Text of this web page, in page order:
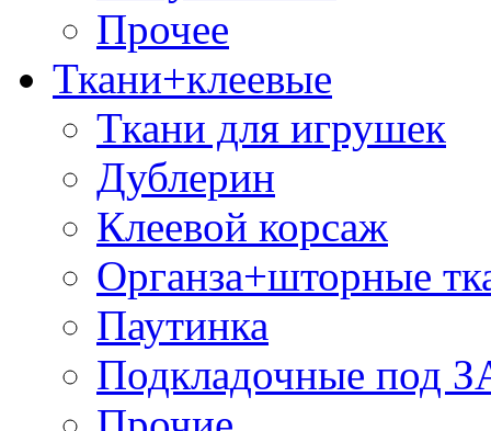
Прочее
Ткани+клеевые
Ткани для игрушек
Дублерин
Клеевой корсаж
Органза+шторные
Паутинка
Подкладочные под